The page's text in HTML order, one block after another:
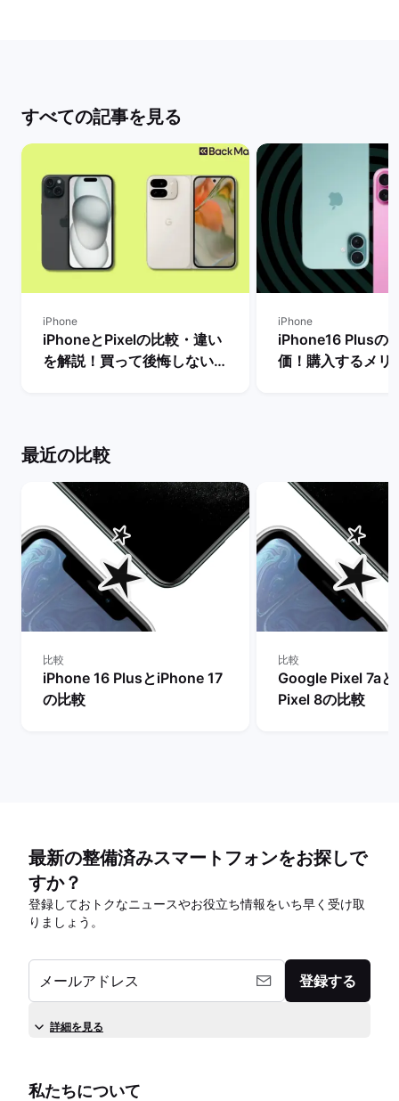
すべての記事を見る
iPhone
iPhoneとPixelの比較・違い
を解説！買って後悔しない機
iPhone
iPhone16 Plusの
価！購入するメリ
最近の比較
比較
iPhone 16 PlusとiPhone 17
の比較
比較
Google Pixel 7a
Pixel 8の比較
最新の整備済みスマートフォンをお探しで
すか？
登録しておトクなニュースやお役立ち情報をいち早く受け取
りましょう。
メールアドレス 登録する
詳細を見る
私たちについて